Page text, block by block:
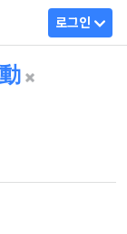
로그인